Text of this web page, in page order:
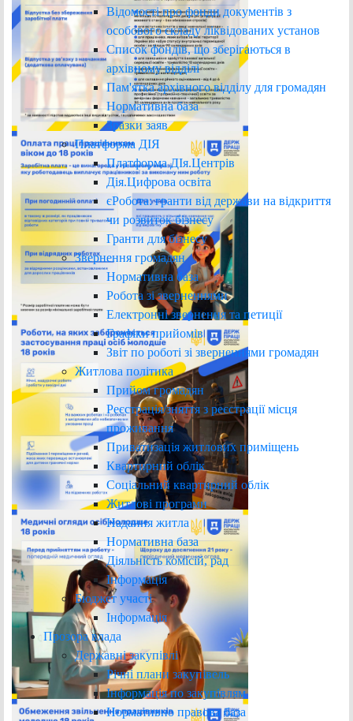
Відомості про фонди документів з
особового складу ліквідованих установ
Список фондів, що зберігаються в
архівному відділі
Пам'ятка архівного відділу для громадян
Нормативна база
Зразки заяв
Платформа ДІЯ
Платформа ДІя.Центрів
Дія.Цифрова освіта
єРобота: гранти від держави на відкриття
чи розвиток бізнесу
Гранти для бізнесу
Звернення громадян
Нормативна база
Робота зі зверненнями
Електронні звернення та петиції
Графіки прийомів
Звіт по роботі зі зверненнями громадян
Житлова політика
Прийом громадян
Реєстрація/зняття з реєстрації місця
проживання
Приватизація житлових приміщень
Квартирний облік
Соціальний квартирний облік
Житлові програми
Надання житла
Нормативна база
Діяльність комісій, рад
Інформація
Бюджет участі
Інформація
Прозора влада
Державні закупівлі
Річні плани закупівель
Інформація по закупівлям
Нормативно правова база